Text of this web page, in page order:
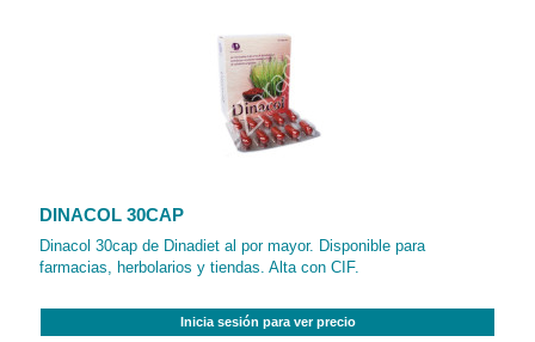
DINACOL 30CAP
Dinacol 30cap de Dinadiet al por mayor. Disponible para
farmacias, herbolarios y tiendas. Alta con CIF.
Inicia sesión para ver precio